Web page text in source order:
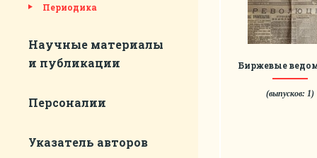
Периодика
Научные материалы
и публикации
Персоналии
Указатель авторов
Биржевые
(выпусков: 1)